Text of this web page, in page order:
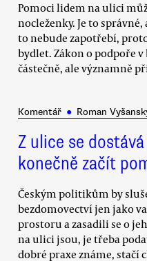
Pomoci lidem na ulici
nocleženky. Je to
to nebude zapotřebí,
bydlet. Zákon o podpoře
částečně, ale významně
Komentář ● Roman
Z ulice se
konečně začít
Českým politikům by
bezdomovectví jen jako
prostoru a zasadili se o
na ulici jsou, je třeba
dobré praxe známe, stačí